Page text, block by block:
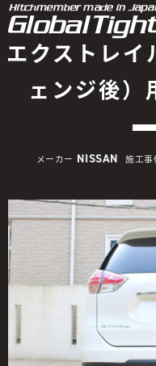
エクストレ
ェンジ後）
メーカー NISSAN 施工事